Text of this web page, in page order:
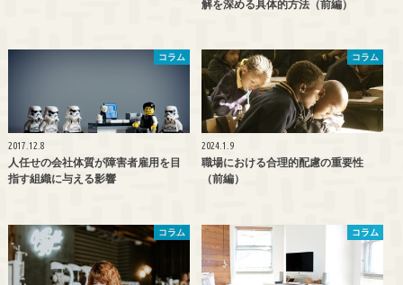
解を深める具体的方法（前編）
コラム
2017.12.8
人任せの会社体質が障害者雇用を目
指す組織に与える影響
コラム
2024.1.9
職場における合理的配慮の重要性
（前編）
コラム コラム